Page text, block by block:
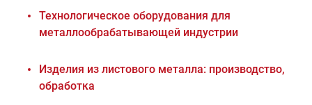
Технологическое оборудования для
металлообрабатывающей индустрии
Изделия из листового металла: производство,
обработка